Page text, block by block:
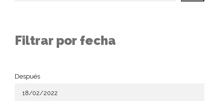
Filtrar por fecha
Después